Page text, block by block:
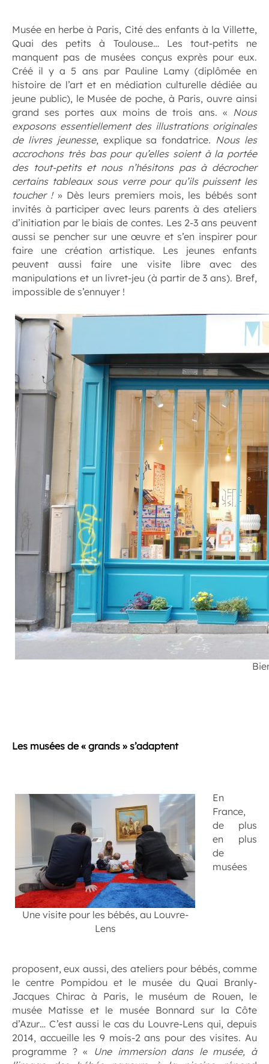
Musée en herbe à Paris, Cité des enfants à la Villette,
Quai des petits à Toulouse… Les tout-petits ne
manquent pas de musées conçus exprès pour eux.
Créé il y a 5 ans par Pauline Lamy (diplômée en
histoire de l’art et en médiation culturelle dédiée au
jeune public), le Musée de poche, à Paris, ouvre ainsi
grand ses portes aux moins de trois ans. « Nous
exposons essentiellement des illustrations originales
de livres jeunesse, explique sa fondatrice. Nous les
accrochons très bas pour qu’elles soient à la portée
des tout-petits et nous n’hésitons pas à décrocher
certains tableaux sous verre pour qu’ils puissent les
toucher ! » Dès leurs premiers mois, les bébés sont
invités à participer avec leurs parents à des ateliers
d’initiation par le biais de contes. Les 2-3 ans peuvent
aussi se pencher sur une œuvre et s’en inspirer pour
faire une création artistique. Les jeunes enfants
peuvent aussi faire une visite libre avec des
manipulations et un livret-jeu (à partir de 3 ans). Bref,
impossible de s’ennuyer !
Les musées de « grands » s’adaptent
Une visite pour les bébés, au Louvre-
Lens
En
France,
de plus
en plus
de
musées
proposent, eux aussi, des ateliers pour bébés, comme
le centre Pompidou et le musée du Quai Branly-
Jacques Chirac à Paris, le muséum de Rouen, le
musée Matisse et le musée Bonnard sur la Côte
d’Azur… C’est aussi le cas du Louvre-Lens qui, depuis
2014, accueille les 9 mois-2 ans pour des visites. Au
programme ? «
Une immersion dans le musée, à